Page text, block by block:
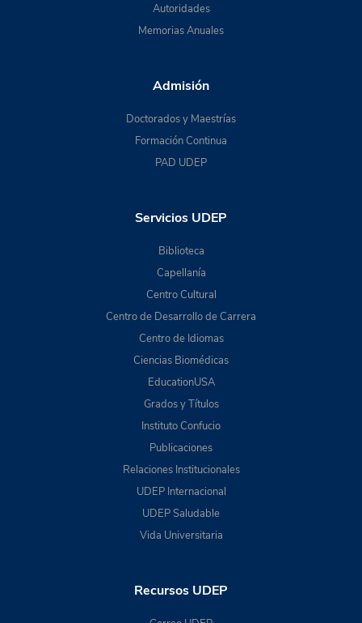
Autoridades
Memorias Anuales
Admisión
Doctorados y Maestrías
Formación Continua
PAD UDEP
Servicios UDEP
Biblioteca
Capellanía
Centro Cultural
Centro de Desarrollo de Carrera
Centro de Idiomas
Ciencias Biomédicas
EducationUSA
Grados y Títulos
Instituto Confucio
Publicaciones
Relaciones Institucionales
UDEP Internacional
UDEP Saludable
Vida Universitaria
Recursos UDEP